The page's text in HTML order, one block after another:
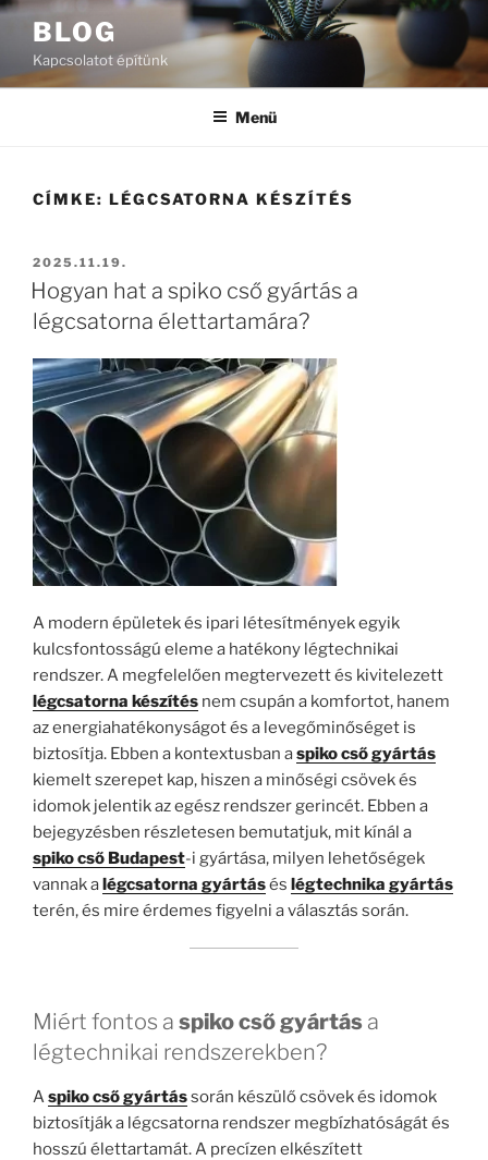
Tartalomhoz
BLOG
Kapcsolatot építünk
Menü
CÍMKE: LÉGCSATORNA KÉSZÍTÉS
BEKÜLDVE:
2025.11.19.
Hogyan hat a spiko cső gyártás a
légcsatorna élettartamára?
A modern épületek és ipari létesítmények egyik
kulcsfontosságú eleme a hatékony légtechnikai
rendszer. A megfelelően megtervezett és kivitelezett
légcsatorna készítés nem csupán a komfortot, hanem
az energiahatékonyságot és a levegőminőséget is
biztosítja. Ebben a kontextusban aspiko cső gyártás
kiemelt szerepet kap, hiszen a minőségi csövek és
idomok jelentik az egész rendszer gerincét. Ebben a
bejegyzésben részletesen bemutatjuk, mit kínál a
spiko cső Budapest-i gyártása, milyen lehetőségek
vannak alégcsatorna gyártásés légtechnika gyártás
terén, és mire érdemes figyelni a választás során.
Miért fontos a spiko cső gyártás a
légtechnikai rendszerekben?
Aspiko cső gyártássorán készülő csövek és idomok
biztosítják a légcsatorna rendszer megbízhatóságát és
hosszú élettartamát. A precízen elkészített